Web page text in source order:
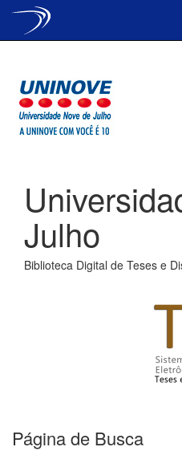
Julho
Biblioteca Digital de Teses e
Página de Busca